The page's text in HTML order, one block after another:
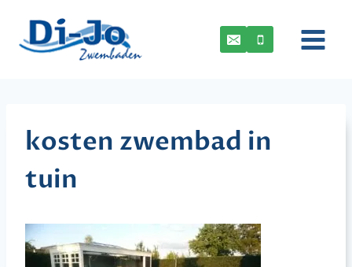
inhoud
kosten zwembad in
tuin